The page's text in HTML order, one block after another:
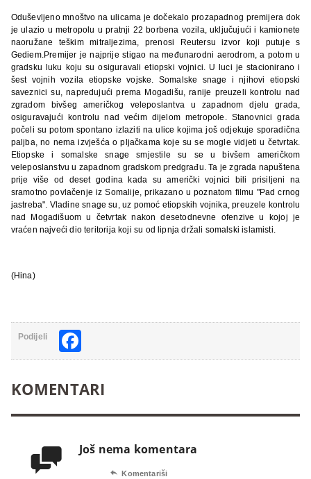
Oduševljeno mnoštvo na ulicama je dočekalo prozapadnog premijera dok
je ulazio u metropolu u pratnji 22borbena vozila ,uključujući i kamionete
naoružane teškim mitraljezima prenosi Reutersu izvor koji putuje
s
Gediem. Premijer je najprije stigao na međunarodni aerodrom,a potom u
gradsku luku koju su osiguravali etiopski vojnici
U luci je stacionirano i
šest vojnih vozila etiopske vojske. Somalske snage i njihovi etiopski
saveznici su, napredujući prema Mogadišu, ranije preuzeli kontrolu nad
zgradom bivšeg američkog veleposlantva u zapadnom djelu grada,
osiguravajući kontrolu nad većim dijelom metropole. Stanovnici grada
počeli su potom spontano izlaziti na ulice kojima još odjekuje sporadična
paljba, no nema izvješća o pljačkama koje su se mogle vidjeti u četvrtak.
Etiopske i somalske snage smjestile su se u bivšem američkom
veleposlanstvu u zapadnom gradskom predgrađu. Ta je zgrada napuštena
prije više od deset godina kada su američki vojnici bili prisiljeni na
sramotno povlačenje iz Somalije, prikazano u poznatom filmu "Pad crnog
jastreba". Vladine snage su, uz pomoć etiopskih vojnika, preuzele kontrolu
nad Mogadišuom u četvrtak nakon desetodnevne ofenzive u kojoj je
vraćen najveći dio teritorija koji su od lipnja držali somalski islamisti.
(Hina)
Podijeli
KOMENTARI
 Još nema komentara
 Komentariši